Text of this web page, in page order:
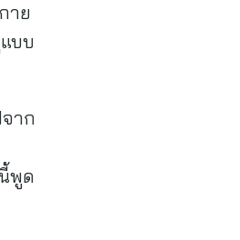
าย
บบ
าก
พูด